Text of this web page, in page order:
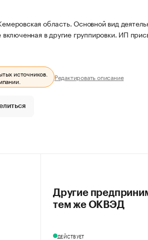
область. Основной вид
в другие группировки. ИП
источников.
Редактировать описание
Другие
тем же ОКВЭД
ДЕЙСТВУЕТ